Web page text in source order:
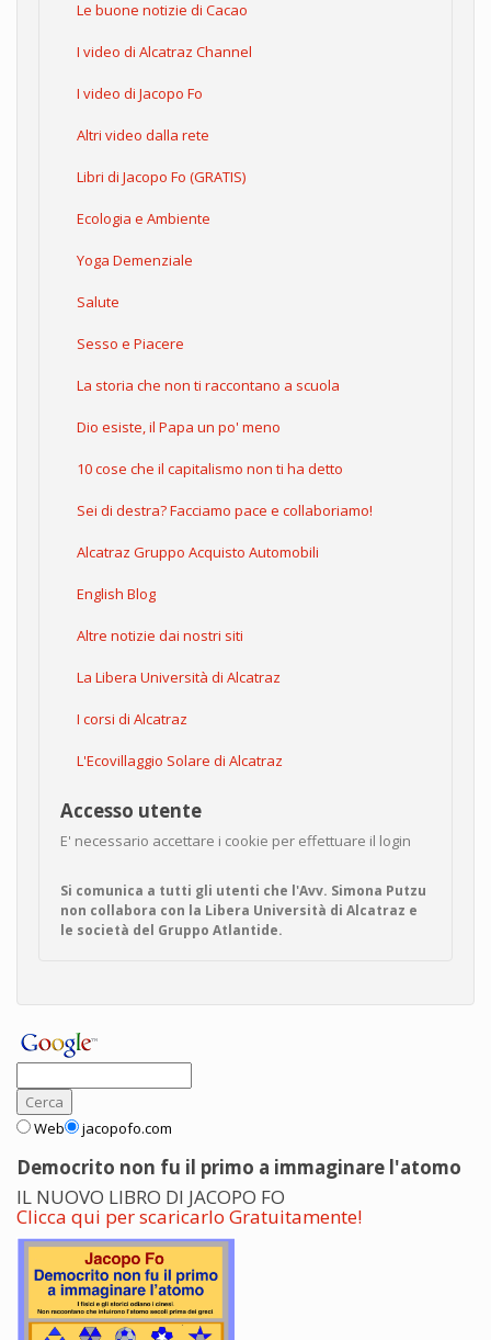
Le buone notizie di Cacao
I video di Alcatraz Channel
I video di Jacopo Fo
Altri video dalla rete
Libri di Jacopo Fo (GRATIS)
Ecologia e Ambiente
Yoga Demenziale
Salute
Sesso e Piacere
La storia che non ti raccontano a scuola
Dio esiste, il Papa un po' meno
10 cose che il capitalismo non ti ha detto
Sei di destra? Facciamo pace e collaboriamo!
Alcatraz Gruppo Acquisto Automobili
English Blog
Altre notizie dai nostri siti
La Libera Università di Alcatraz
I corsi di Alcatraz
L'Ecovillaggio Solare di Alcatraz
Accesso utente
E' necessario accettare i cookie per effettuare il login
Si comunica a tutti gli utenti che l'Avv. Simona Putzu
non collabora con la Libera Università di Alcatraz e
le società del Gruppo Atlantide.
Web jacopofo.com
Democrito non fu il primo a immaginare l'atomo
IL NUOVO LIBRO DI JACOPO FO
Clicca qui per scaricarlo Gratuitamente!